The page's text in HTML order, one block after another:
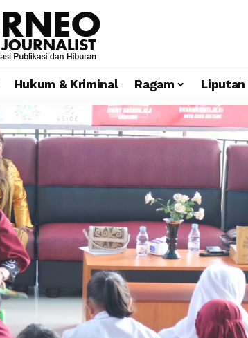
Hukum & Kriminal Ragam Liputan